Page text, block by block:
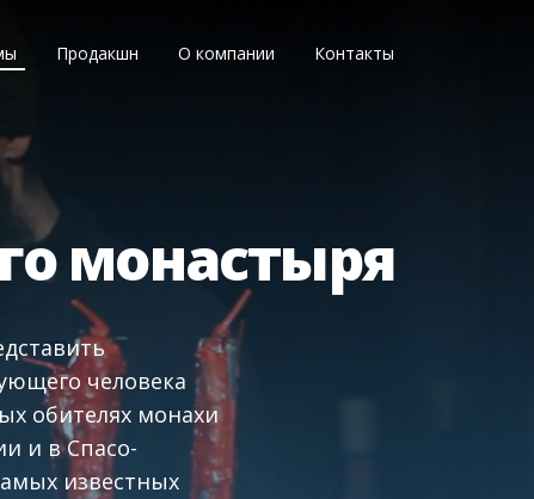
Продакшн О компании Контакты
монастыря
человека
обителях монахи
и в Спасо-
известных